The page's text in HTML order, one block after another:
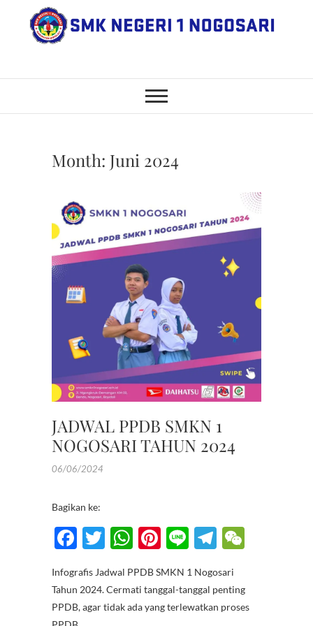
SMK Negeri 1
Nogosari
BOYOLALI
Month: Juni 2024
JADWAL PPDB SMKN 1
NOGOSARI TAHUN 2024
06/06/2024
Bagikan ke:
F
e
b
T
itt
er
W
at
s
Pi
er
es
Li
e
T
e
gr
C
h
Infografis Jadwal PPDB SMKN 1 Nogosari
Tahun 2024. Cermati tanggal-tanggal penting
PPDB, agar tidak ada yang terlewatkan proses